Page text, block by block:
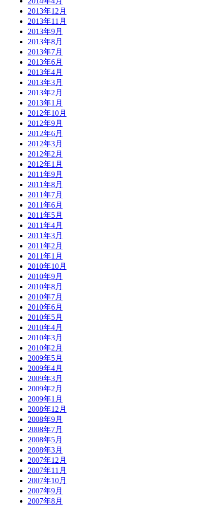
2013年12月
2013年11月
2013年9月
2013年8月
2013年7月
2013年6月
2013年4月
2013年3月
2013年2月
2013年1月
2012年10月
2012年9月
2012年6月
2012年3月
2012年2月
2012年1月
2011年9月
2011年8月
2011年7月
2011年6月
2011年5月
2011年4月
2011年3月
2011年2月
2011年1月
2010年10月
2010年9月
2010年8月
2010年7月
2010年6月
2010年5月
2010年4月
2010年3月
2010年2月
2009年5月
2009年4月
2009年3月
2009年2月
2009年1月
2008年12月
2008年9月
2008年7月
2008年5月
2008年3月
2007年12月
2007年11月
2007年10月
2007年9月
2007年8月